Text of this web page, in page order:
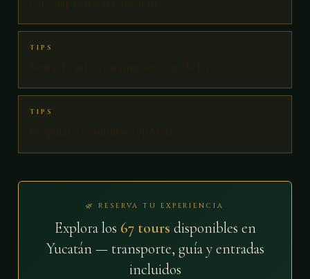
TIPS
TIPS
🌿 RESERVA TU EXPERIENCIA
Explora los 67 tours disponibles en
Yucatán — transporte, guía y entradas
incluidos